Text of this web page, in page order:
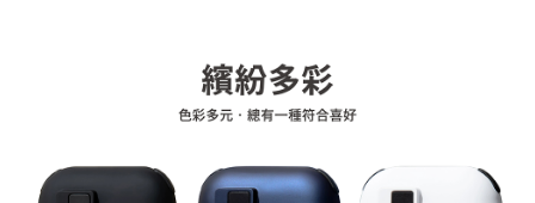
※ 交易是否成功請以「AFTEE先享後付 」之結帳頁面顯示為準，若有關於
是否繳費成功／繳費後需取消欲退款等相關疑問，請聯繫「AFTEE先享後付
【注意事項】
宅配